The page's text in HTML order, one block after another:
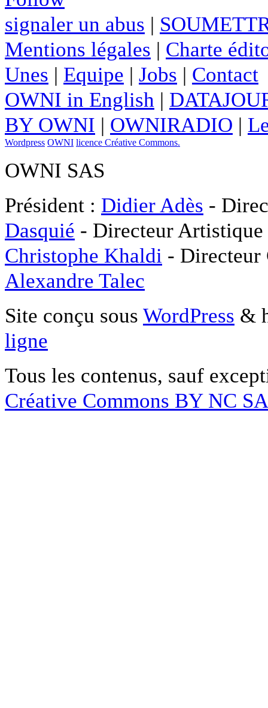
signaler un abus |
Mentions légales | Charte
Unes | Equipe | Jobs | Contact
OWNI in English |
BY OWNI | OWNIRADIO |
Wordpress OWNI licence Créative Commons.
OWNI SAS
Président : Didier Adès -
Dasquié - Directeur
Christophe Khaldi -
Alexandre Talec
Site conçu sous WordPress &
ligne
Tous les contenus, sauf
Créative Commons BY NC SA